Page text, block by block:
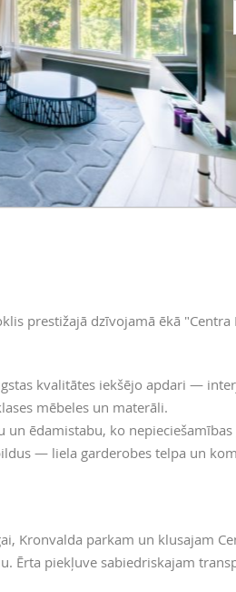
prestižajā dzīvojamā ēkā
kvalitātes iekšējo apdari —
mēbeles un materāli.
ēdamistabu, ko
— liela garderobes telpa un
Kronvalda parkam un klusajam
Ērta piekļuve sabiedriskajam